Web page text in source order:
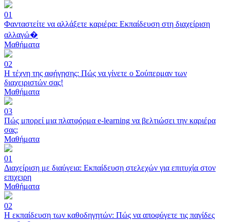
01
Φανταστείτε να αλλάξετε καριέρα: Εκπαίδευση στη διαχείριση
αλλαγώ�
Μαθήματα
02
Η τέχνη της αφήγησης: Πώς να γίνετε ο Σούπερμαν των
διαχειριστών σας!
Μαθήματα
03
Πώς μπορεί μια πλατφόρμα e-learning να βελτιώσει την καριέρα
σας;
Μαθήματα
01
Διαχείριση με διαύγεια: Εκπαίδευση στελεχών για επιτυχία στον
επιχειρη
Μαθήματα
02
Η εκπαίδευση των καθοδηγητών: Πώς να αποφύγετε τις παγίδες